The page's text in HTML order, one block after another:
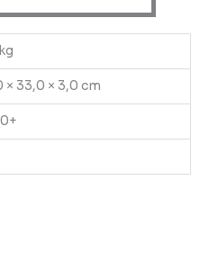
× 33,0 × 3,0 cm